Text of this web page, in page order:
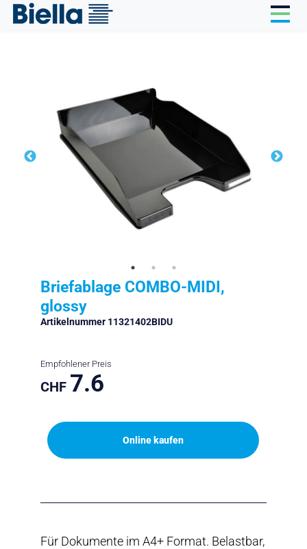
Briefablage COMBO-MIDI,
glossy
Artikelnummer 11321402BIDU
Empfohlener Preis
CHF 7.6
Online kaufen
Für Dokumente im A4+ Format. Belastbar,
Cookie-Einstellungen